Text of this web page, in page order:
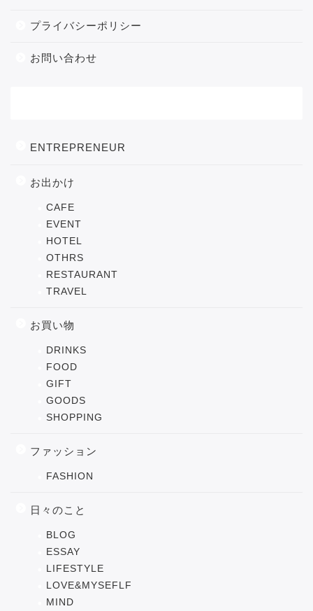
プライバシーポリシー
お問い合わせ
ENTREPRENEUR
お出かけ
CAFE
EVENT
HOTEL
OTHRS
RESTAURANT
TRAVEL
お買い物
DRINKS
FOOD
GIFT
GOODS
SHOPPING
ファッション
FASHION
日々のこと
BLOG
ESSAY
LIFESTYLE
LOVE&MYSEFLF
MIND